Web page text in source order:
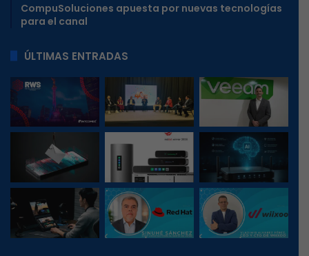
CompuSoluciones apuesta por nuevas tecnologías
para el canal
ÚLTIMAS ENTRADAS